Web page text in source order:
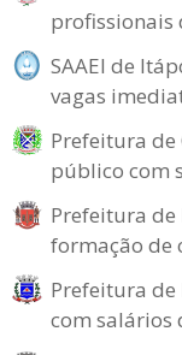
profissionais
SAAEI de
vagas
Prefeitura de
público com
Prefeitura de
formação de
Prefeitura de
com salários